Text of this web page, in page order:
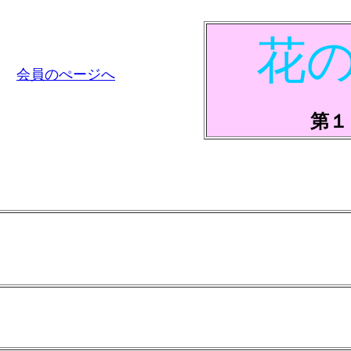
花
第
会員のぺージへ